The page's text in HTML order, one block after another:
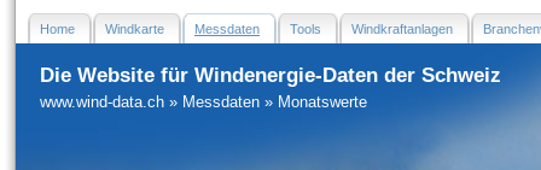
Home Windkarte Messdaten Tools Windkraftanlagen
Die Website für Windenergie-Daten der Schweiz
www.wind-data.ch » Messdaten » Monatswerte